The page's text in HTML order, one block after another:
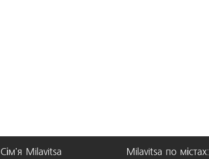
Сім'я Milavitsa Milavitsa по містах: